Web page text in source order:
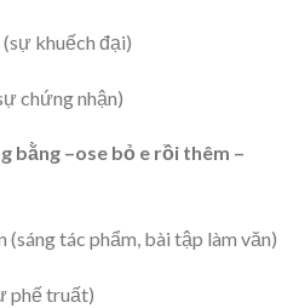
khuếch đại)
chứng nhận)
bằng –ose bỏ e rồi thêm –
(sáng tác phẩm, bài tập làm văn)
phế truất)